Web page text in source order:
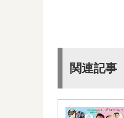
関連記事